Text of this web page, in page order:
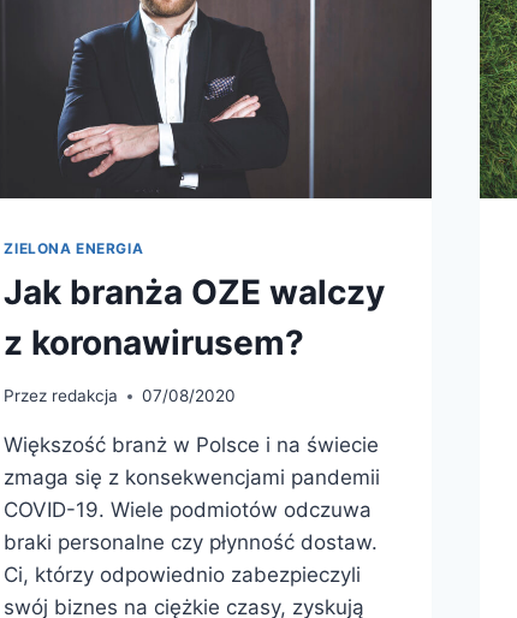
ZIELONA ENERGIA
Jak branża OZE walczy
z koronawirusem?
Przez redakcja 07/08/2020
Większość branż w Polsce i na świecie
zmaga się z konsekwencjami pandemii
COVID-19. Wiele podmiotów odczuwa
braki personalne czy płynność dostaw.
Ci, którzy odpowiednio zabezpieczyli
swój biznes na ciężkie czasy, zyskują